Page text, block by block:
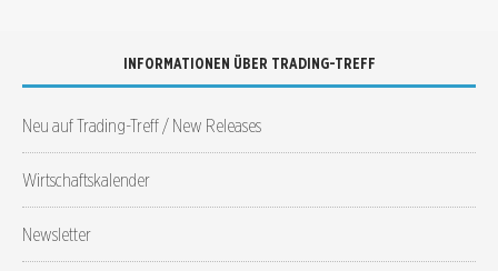
INFORMATIONEN ÜBER TRADING-TREFF
Neu auf Trading-Treff / New Releases
Wirtschaftskalender
Newsletter